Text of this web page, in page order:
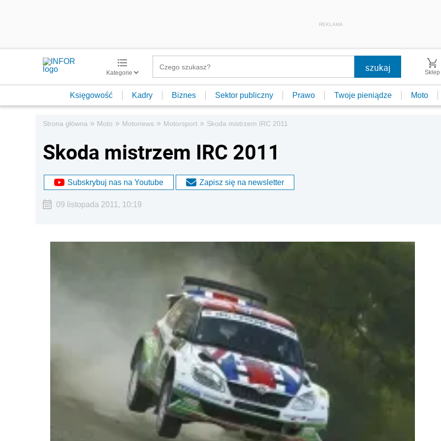
REKLAMA
Kategorie Sklep
Księgowość Kadry Biznes Sektor publiczny Prawo Twoje pieniądze Moto
Strona główna » Moto » Motonews » Motorsport » Skoda mistrzem IRC 2011
Skoda mistrzem IRC 2011
Subskrybuj nas na Youtube Zapisz się na newsletter
09 listopada 2011, 10:19